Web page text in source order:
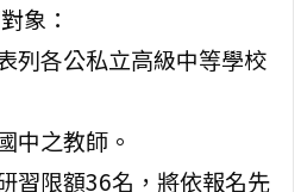
象：
列各公私立高級中等學校
中之教師。
習限額36名，將依報名先